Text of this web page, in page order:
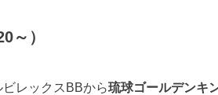
～）
レックスBBから琉球ゴールデンキ